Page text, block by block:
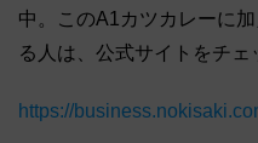
中。このA1カツカレーに
る人は、公式サイトをチェ
https://